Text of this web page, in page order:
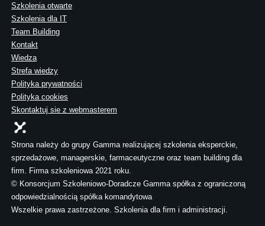
Szkolenia otwarte
Szkolenia dla IT
Team Building
Kontakt
Wiedza
Strefa wiedzy
Polityka prywatności
Polityka cookies
Skontaktuj sie z webmasterem
Strona należy do grupy Gamma realizującej szkolenia eksperckie,
sprzedażowe, managerskie, farmaceutyczne oraz team building dla
firm. Firma szkoleniowa 2021 roku.
© Konsorcjum Szkoleniowo-Doradcze Gamma spółka z ograniczoną
odpowiedzialnością spółka komandytowa
Wszelkie prawa zastrzeżone. Szkolenia dla firm i administracji.